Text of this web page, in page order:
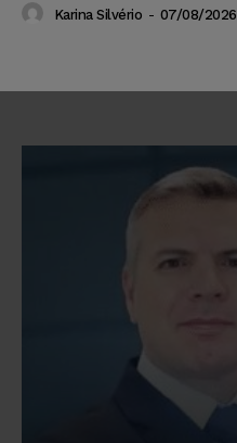
Karina Silvério - 07/08/2026